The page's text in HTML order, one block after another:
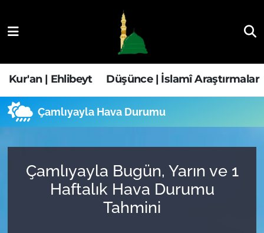
Kur'an | Ehlibeyt Düşünce | İslamî Araştırmalar
Çamlıyayla Hava Durumu
Çamlıyayla Bugün, Yarın ve 1
Haftalık Hava Durumu
Tahmini
Düşünce | İslamî Araştırmalar
Ehla-Der Haber
Fıkıh | Ahkam
Hava Durumu
Trafik Durumu
Tüm Manşetler
Son Dakika Haberleri